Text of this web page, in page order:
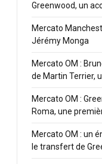
Greenwood, un
Mercato
Jérémy Monga
Mercato OM :
de Martin Terrier,
Mercato OM :
Roma, une
Mercato OM : un
le transfert de